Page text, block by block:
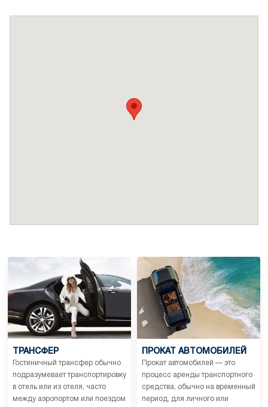
ТРАНСФЕР
Гостиничный трансфер обычно
подразумевает транспортировку
в отель или из отеля, часто
между аэропортом или поездом
ПРОКАТ АВТОМОБИЛЕЙ
Прокат автомобилей — это
процесс аренды транспортного
средства, обычно на временный
период, для личного или